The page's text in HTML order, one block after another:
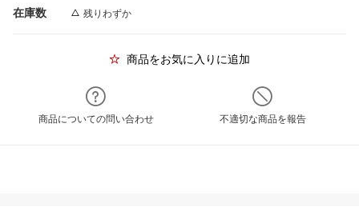
在庫数 残りわずか
商品をお気に入りに追加
商品についての問い合わせ 不適切な商品を報告